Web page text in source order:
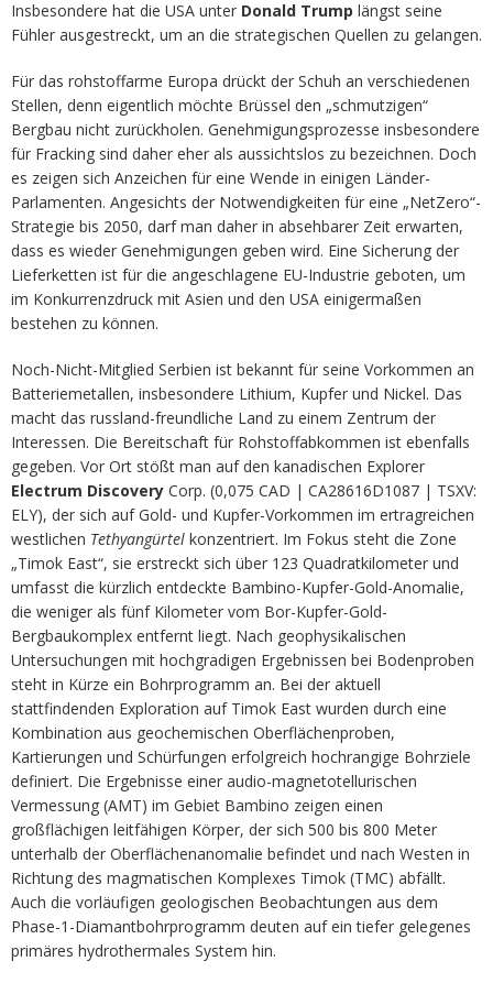
Insbesondere hat die USA unter Donald Trump längst seine
Fühler ausgestreckt, um an die strategischen Quellen zu gelangen.
Für das rohstoffarme Europa drückt der Schuh an verschiedenen
Stellen, denn eigentlich möchte Brüssel den „schmutzigen“
Bergbau nicht zurückholen. Genehmigungsprozesse insbesondere
für Fracking sind daher eher als aussichtslos zu bezeichnen. Doch
es zeigen sich Anzeichen für eine Wende in einigen Länder-
Parlamenten. Angesichts der Notwendigkeiten für eine „NetZero“-
Strategie bis 2050, darf man daher in absehbarer Zeit erwarten,
dass es wieder Genehmigungen geben wird. Eine Sicherung der
Lieferketten ist für die angeschlagene EU-Industrie geboten, um
im Konkurrenzdruck mit Asien und den USA einigermaßen
bestehen zu können.
Noch-Nicht-Mitglied Serbien ist bekannt für seine Vorkommen an
Batteriemetallen, insbesondere Lithium, Kupfer und Nickel. Das
macht das russland-freundliche Land zu einem Zentrum der
Interessen. Die Bereitschaft für Rohstoffabkommen ist ebenfalls
gegeben. Vor Ort stößt man auf den kanadischen Explorer
Electrum Discovery Corp. (0,075 CAD | CA28616D1087 | TSXV:
ELY), der sich auf Gold- und Kupfer-Vorkommen im ertragreichen
westlichen Tethyangürtel konzentriert. Im Fokus steht die Zone
„Timok East“, sie erstreckt sich über 123 Quadratkilometer und
umfasst die kürzlich entdeckte Bambino-Kupfer-Gold-Anomalie,
die weniger als fünf Kilometer vom Bor-Kupfer-Gold-
Bergbaukomplex entfernt liegt. Nach geophysikalischen
Untersuchungen mit hochgradigen Ergebnissen bei Bodenproben
steht in Kürze ein Bohrprogramm an. Bei der aktuell
stattfindenden Exploration auf Timok East wurden durch eine
Kombination aus geochemischen Oberflächenproben,
Kartierungen und Schürfungen erfolgreich hochrangige Bohrziele
definiert. Die Ergebnisse einer audio-magnetotellurischen
Vermessung (AMT) im Gebiet Bambino zeigen einen
großflächigen leitfähigen Körper, der sich 500 bis 800 Meter
unterhalb der Oberflächenanomalie befindet und nach Westen in
Richtung des magmatischen Komplexes Timok (TMC) abfällt.
Auch die vorläufigen geologischen Beobachtungen aus dem
Phase-1-Diamantbohrprogramm deuten auf ein tiefer gelegenes
primäres hydrothermales System hin.